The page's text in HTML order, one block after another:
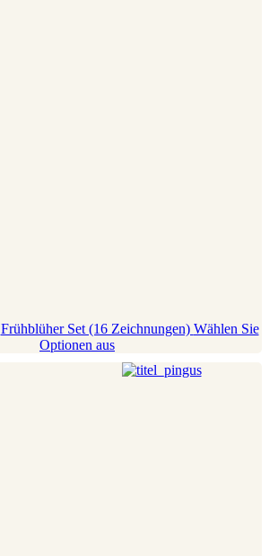
Frühblüher Set (16 Zeichnungen) Wählen Sie
Optionen aus